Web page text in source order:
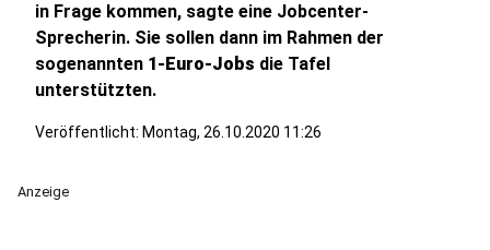
in Frage kommen, sagte eine Jobcenter-
Sprecherin. Sie sollen dann im Rahmen der
sogenannten 1-Euro-Jobs die Tafel
unterstützten.
Veröffentlicht: Montag, 26.10.2020 11:26
Anzeige